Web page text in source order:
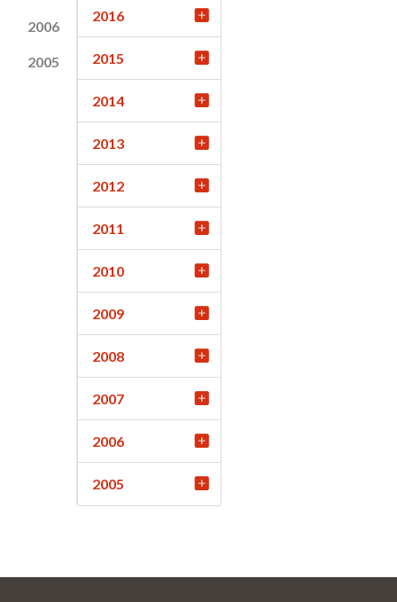
2006
2005
2016
2015
2014
2013
2012
2011
2010
2009
2008
2007
2006
2005